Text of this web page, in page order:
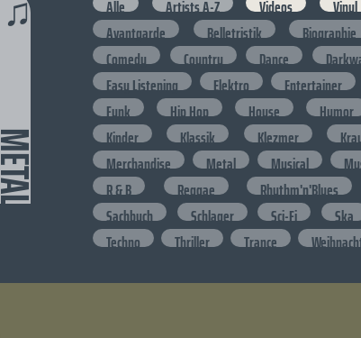
♫
METAL
Alle Artists A-Z Videos Vinyl
Avantgarde
Belletristik Biographie
Comedy
Country Dance
Easy Listening
Elektro Entertainer
Funk
Hip Hop House Humor
Kinder
Klassik Klezmer
Merchandise
Metal Musical
R & B
Reggae Rhythm'n'Blues
Sachbuch
Schlager Sci-Fi Ska
Techno
Thriller Trance